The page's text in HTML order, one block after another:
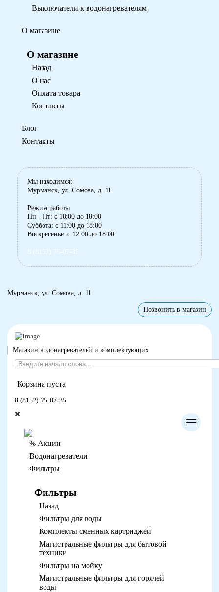
Выключатели к водонагревателям
О магазине
О магазине
Назад
О нас
Оплата товара
Контакты
Блог
Контакты
Мы находимся:
Мурманск, ул. Сомова, д. 11
Режим работы
Пн - Пт: с 10:00 до 18:00
Суббота: с 11:00 до 18:00
Воскресенье: с 12:00 до 18:00
8 (8152) 75-07-35
Мурманск, ул. Сомова, д. 11
Позвонить в магазин
Магазин водонагревателей и комплектующих
Корзина пуста
8 (8152) 75-07-35
% Акции
Водонагреватели
Фильтры
Фильтры
Назад
Фильтры для воды
Комплекты сменных картриджей
Магистральные фильтры для бытовой
техники
Фильтры на мойку
Магистральные фильтры для горячей
воды